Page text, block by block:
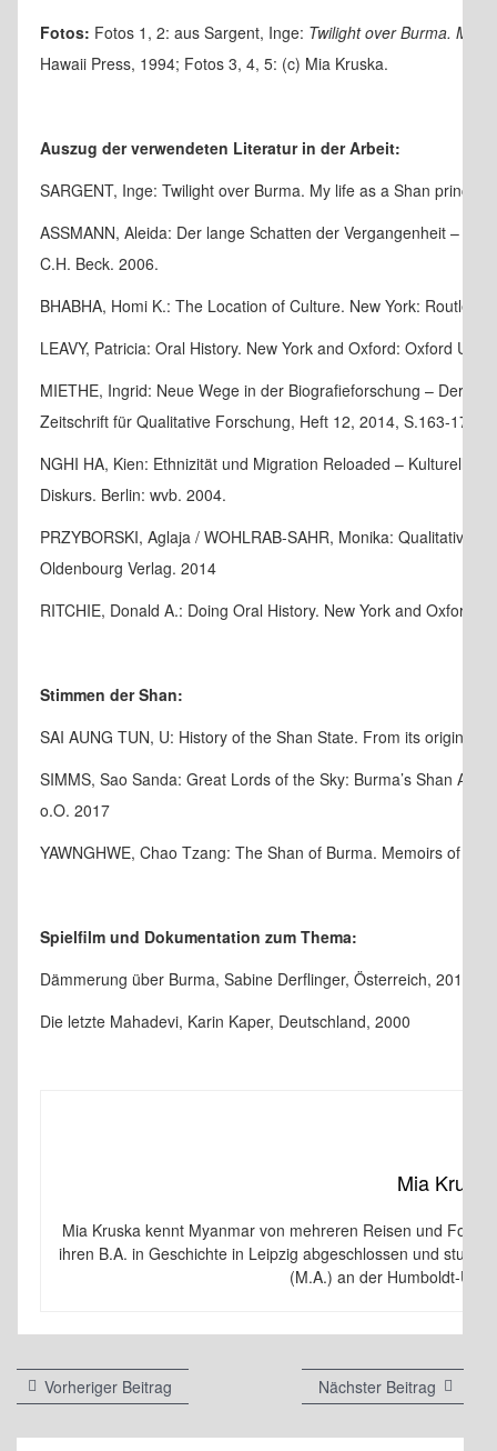
Fotos: Fotos 1, 2: aus Sargent, Inge: Twilight over Burma. My
Hawaii Press, 1994; Fotos 3, 4, 5: (c) Mia Kruska.
Auszug der verwendeten Literatur in der Arbeit:
SARGENT, Inge: Twilight over Burma. My life as a Shan
ASSMANN, Aleida: Der lange Schatten der Vergangenheit –
C.H. Beck. 2006.
BHABHA, Homi K.: The Location of Culture. New York:
LEAVY, Patricia: Oral History. New York and Oxford: Oxford
MIETHE, Ingrid: Neue Wege in der Biografieforschung – Der
Zeitschrift für Qualitative Forschung, Heft 12, 2014, S.163-179.
NGHI HA, Kien: Ethnizität und Migration Reloaded – Kulturelle
Diskurs. Berlin: wvb. 2004.
PRZYBORSKI, Aglaja / WOHLRAB-SAHR, Monika: Qualitative
Oldenbourg Verlag. 2014
RITCHIE, Donald A.: Doing Oral History. New York and Oxford:
Stimmen der Shan:
SAI AUNG TUN, U: History of the Shan State. From its origins
SIMMS, Sao Sanda: Great Lords of the Sky: Burma’s Shan
o.O. 2017
YAWNGHWE, Chao Tzang: The Shan of Burma. Memoirs of a
Spielfilm und Dokumentation zum Thema:
Dämmerung über Burma, Sabine Derflinger, Österreich, 2015
Die letzte Mahadevi, Karin Kaper, Deutschland, 2000
Mia Kruska
Mia Kruska kennt Myanmar von mehreren Reisen und
ihren B.A. in Geschichte in Leipzig abgeschlossen und
(M.A.) an der Humboldt-
Beitragsnavigation
Vorheriger Beitrag
Beitrag:
Nächster Beitrag Nächster
Beitrag: